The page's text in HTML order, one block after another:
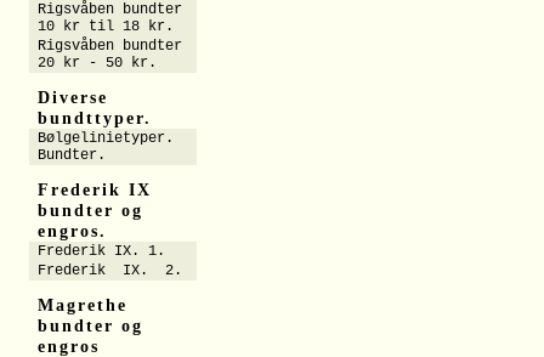
Rigsvåben bundter
10 kr til 18 kr.
Rigsvåben bundter
20 kr - 50 kr.
Diverse
bundttyper.
Bølgelinietyper.
Bundter.
Frederik IX
bundter og
engros.
Frederik IX. 1.
Frederik IX. 2.
Magrethe
bundter og
engros